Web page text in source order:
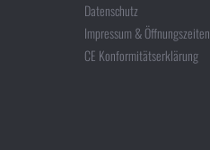
Datenschutz
Impressum & Öffnungszeiten
CE Konformitätserklärung